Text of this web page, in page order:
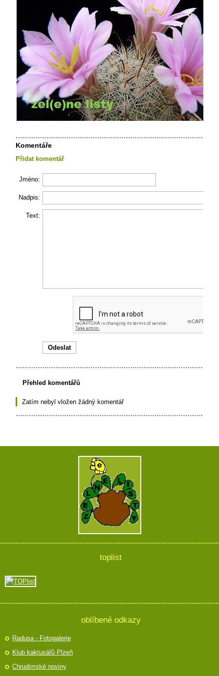
Komentáře
Přidat komentář
Jméno:
Nadpis:
Text:
Přehled komentářů
Zatím nebyl vložen žádný komentář
toplist
oblíbené odkazy
Radusa - Fotogalerie
Klub kaktusářů Plzeň
Chrudimské noviny